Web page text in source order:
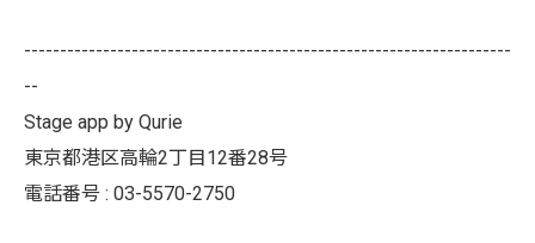
--------------------------------------------------------------------
--
Stage app by Qurie
東京都港区高輪2丁目12番28号
電話番号 : 03-5570-2750